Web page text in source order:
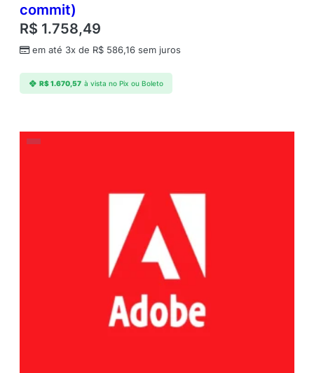
commit)
R$ 1.758,49
em até 3x de R$ 586,16 sem juros
R$1.670,57 à vista no Pix ou Boleto